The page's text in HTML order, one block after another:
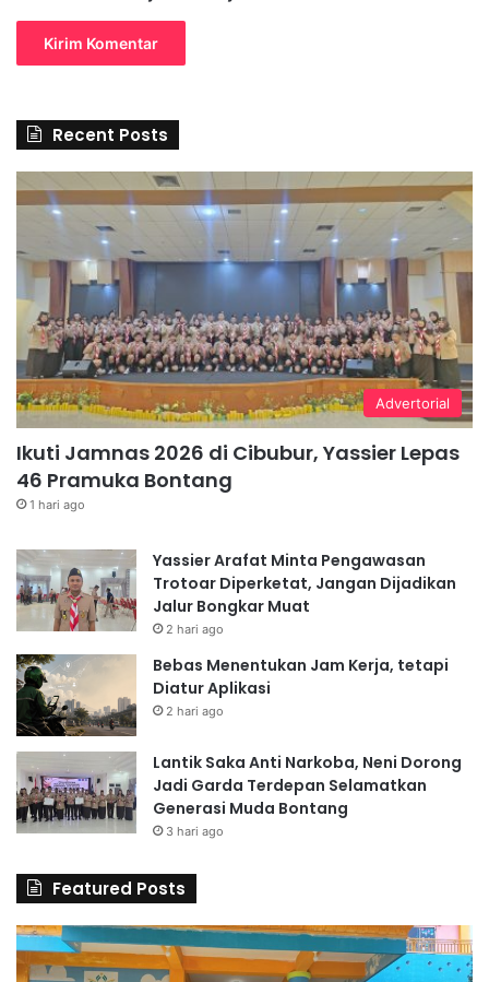
Recent Posts
Advertorial
Ikuti Jamnas 2026 di Cibubur, Yassier Lepas
46 Pramuka Bontang
1 hari ago
Yassier Arafat Minta Pengawasan
Trotoar Diperketat, Jangan Dijadikan
Jalur Bongkar Muat
2 hari ago
Bebas Menentukan Jam Kerja, tetapi
Diatur Aplikasi
2 hari ago
Lantik Saka Anti Narkoba, Neni Dorong
Jadi Garda Terdepan Selamatkan
Generasi Muda Bontang
3 hari ago
Featured Posts
6
0